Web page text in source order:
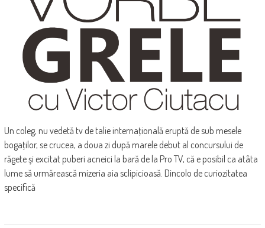
Un coleg, nu vedetă tv de talie internaţională eruptă de sub mesele
bogaţilor, se crucea, a doua zi după marele debut al concursului de
răgete şi excitat puberi acneici la bară de la Pro TV, că e posibil ca atâta
lume să urmărească mizeria aia sclipicioasă. Dincolo de curiozitatea
specifică